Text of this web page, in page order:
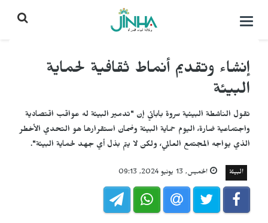
التحكم
إنشاء وتقديم أنماط ثقافية لحماية
البيئة
تقول الناشطة البيئية سروة بابائي إن "تدمير البيئة له عواقب اقتصادية
واجتماعية ضارة، اليوم حماية البيئة وضمان استقرارها هو التحدي الأخطر
الذي يواجه المجتمع العالمي، ولكن لا يتم بذل أي جهد لحماية البيئة".
البيئة الخميس, 13 يونيو 2024, 09:13